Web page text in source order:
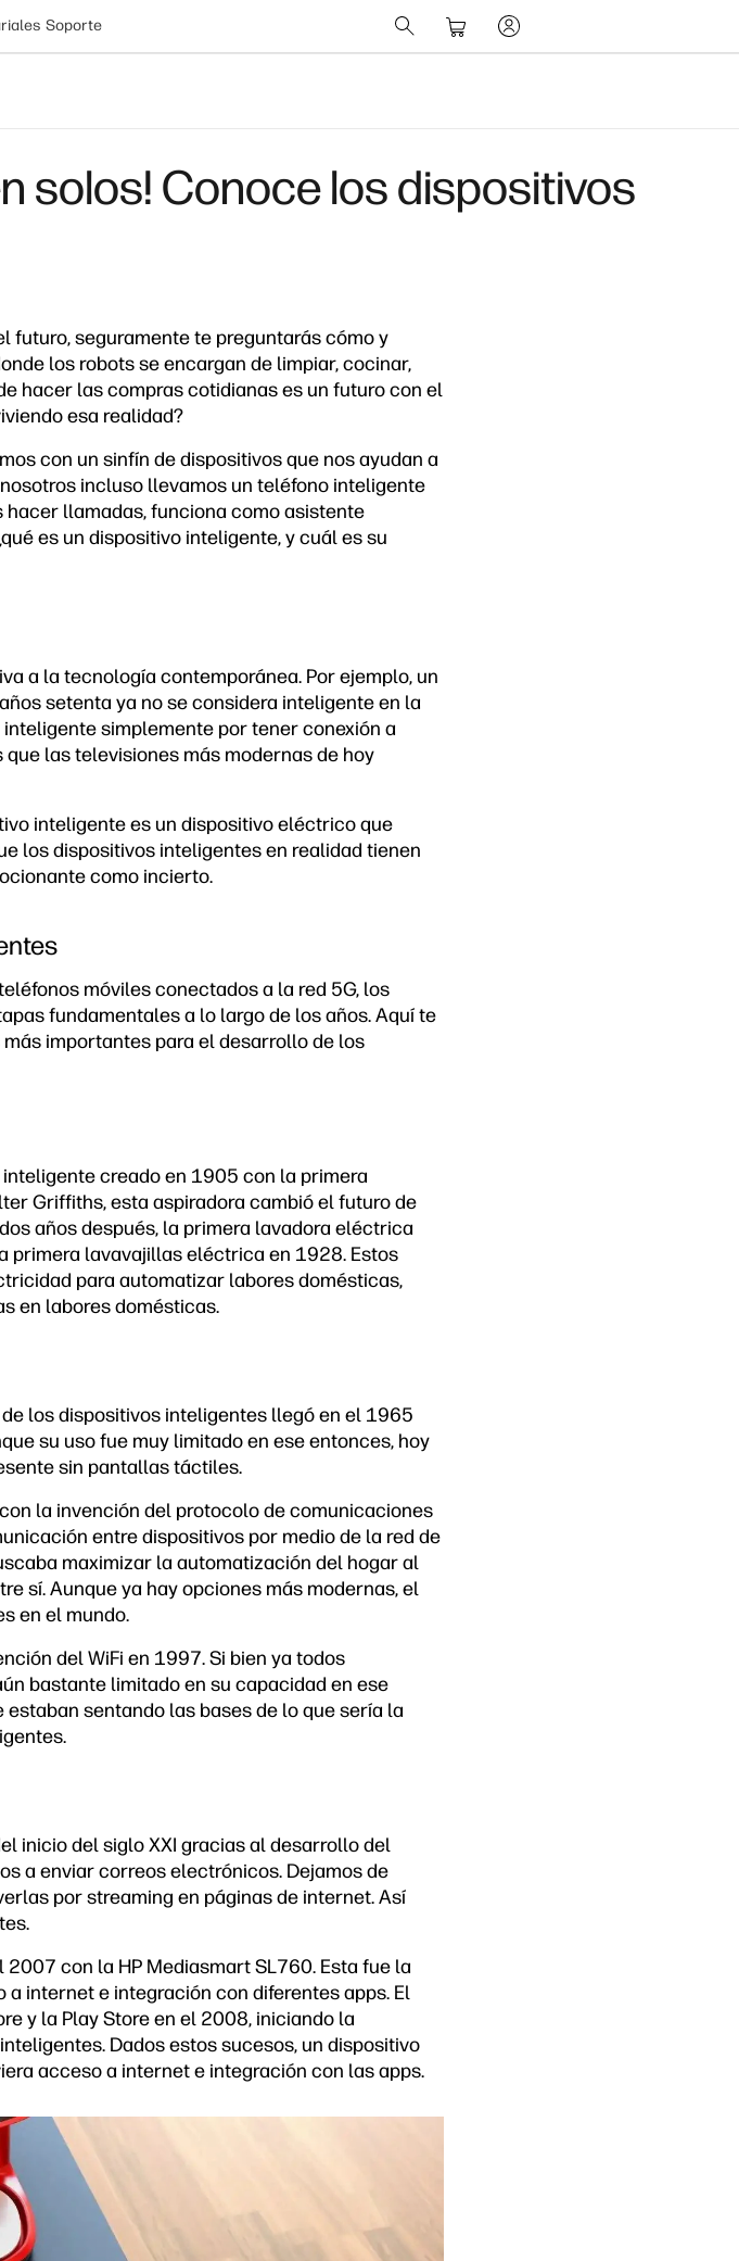
Soporte
solos! Conoce los dispositivos
futuro, seguramente te preguntarás cómo y
los robots se encargan de limpiar, cocinar,
hacer las compras cotidianas es un futuro con el
esa realidad?
con un sinfín de dispositivos que nos ayudan a
incluso llevamos un teléfono inteligente
llamadas, funciona como asistente
es un dispositivo inteligente, y cuál es su
a la tecnología contemporánea. Por ejemplo, un
setenta ya no se considera inteligente en la
simplemente por tener conexión a
las televisiones más modernas de hoy
inteligente es un dispositivo eléctrico que
los dispositivos inteligentes en realidad tienen
como incierto.
móviles conectados a la red 5G, los
fundamentales a lo largo de los años. Aquí te
importantes para el desarrollo de los
creado en 1905 con la primera
Griffiths, esta aspiradora cambió el futuro de
años después, la primera lavadora eléctrica
primera lavavajillas eléctrica en 1928. Estos
para automatizar labores domésticas,
en labores domésticas.
los dispositivos inteligentes llegó en el 1965
su uso fue muy limitado en ese entonces, hoy
sin pantallas táctiles.
la invención del protocolo de comunicaciones
entre dispositivos por medio de la red de
maximizar la automatización del hogar al
sí. Aunque ya hay opciones más modernas, el
en el mundo.
del WiFi en 1997. Si bien ya todos
bastante limitado en su capacidad en ese
sentando las bases de lo que sería la
inicio del siglo XXI gracias al desarrollo del
a enviar correos electrónicos. Dejamos de
por streaming en páginas de internet. Así
2007 con la HP Mediasmart SL760. Esta fue la
internet e integración con diferentes apps. El
y la Play Store en el 2008, iniciando la
Dados estos sucesos, un dispositivo
acceso a internet e integración con las apps.